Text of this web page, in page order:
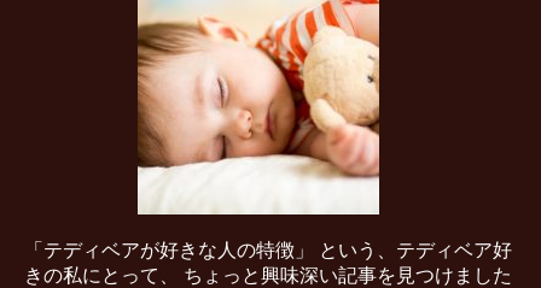
「テディベアが好きな人の特徴」 という、テディベア好
きの私にとって、 ちょっと興味深い記事を見つけました